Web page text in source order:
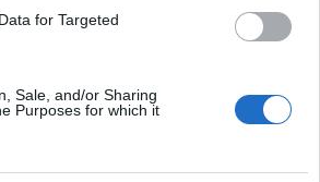
for Targeted
Sale, and/or Sharing
Purposes for which it
comune,
tema
di evitare